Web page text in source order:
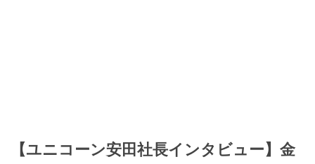
【ユニコーン安田社長インタビュー】金